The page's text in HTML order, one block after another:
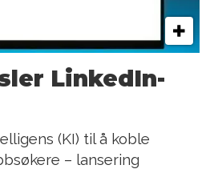
LinkedIn-
(KI) til å koble
– lansering